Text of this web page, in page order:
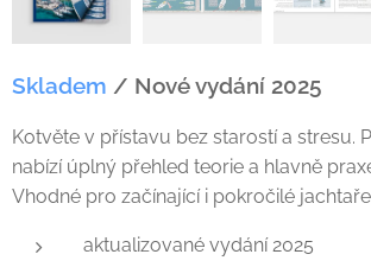
Skladem / Nové vydání 2025
Kotvěte v přístavu bez starostí a stresu.
nabízí úplný přehled teorie a hlavně
Vhodné pro začínající i pokročilé
aktualizované vydání 2025